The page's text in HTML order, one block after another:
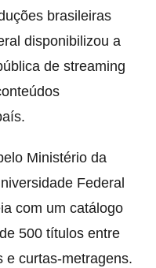
brasileiras
disponibilizou a
de streaming
Ministério da
Federal
com um catálogo
500 títulos entre
e curtas-metragens.